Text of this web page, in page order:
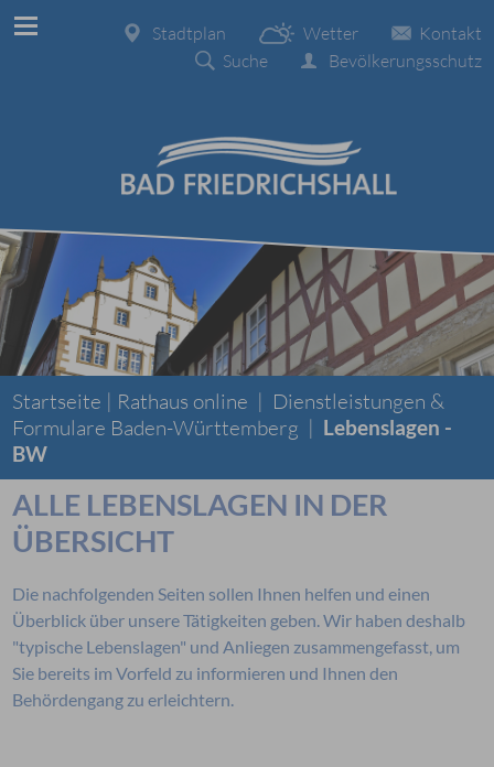
Kontakt
Wetter
Stadtplan
Bevölkerungsschutz
Suche
Startseite | Rathaus online | Dienstleistungen &
Formulare Baden-Württemberg | Lebenslagen -
BW
ALLE LEBENSLAGEN IN DER
ÜBERSICHT
Die nachfolgenden Seiten sollen Ihnen helfen und einen
Überblick über unsere Tätigkeiten geben. Wir haben deshalb
"typische Lebenslagen" und Anliegen zusammengefasst, um
Sie bereits im Vorfeld zu informieren und Ihnen den
Behördengang zu erleichtern.